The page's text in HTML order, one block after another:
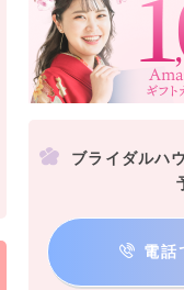
ブライダルハ
電話